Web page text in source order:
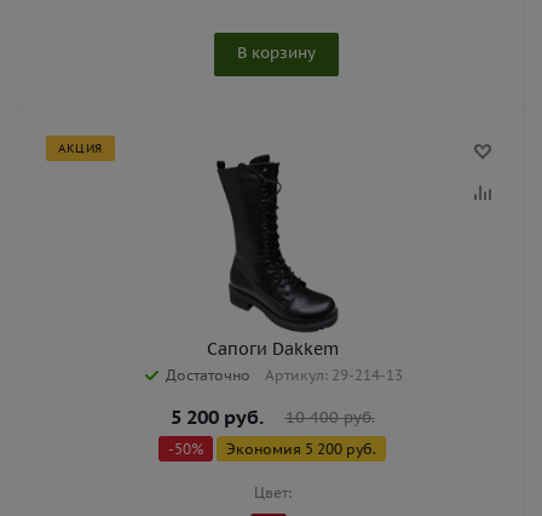
В корзину
АКЦИЯ
Сапоги Dakkem
Достаточно Артикул: 29-214-13
5 200руб. 10 400руб.
-50% Экономия 5 200 руб.
Цвет: